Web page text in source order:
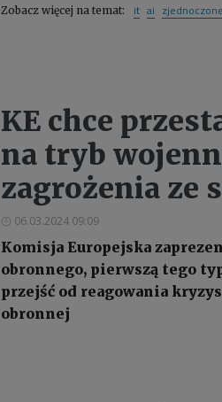
Zobacz więcej na temat: it ai
KE chce
na tryb
zagrożenia ze
06.03.2024 09:09
Komisja Europejska
obronnego, pierwszą tego
przejść od reagowania
obronnej